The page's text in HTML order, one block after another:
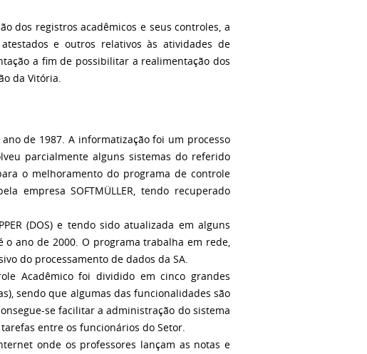
registros acadêmicos e seus controles, a
e outros relativos às atividades de
a fim de possibilitar a realimentação dos
da Vitória.
de 1987. A informatização foi um processo
parcialmente alguns sistemas do referido
o melhoramento do programa de controle
empresa SOFTMÜLLER, tendo recuperado
(DOS) e tendo sido atualizada em alguns
o ano de 2000. O programa trabalha em rede,
do processamento de dados da SA.
Acadêmico foi dividido em cinco grandes
sendo que algumas das funcionalidades são
se facilitar a administração do sistema
entre os funcionários do Setor.
onde os professores lançam as notas e